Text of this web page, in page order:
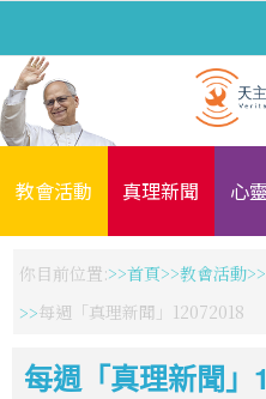
教會活動 真理新聞 心
你目前位置: 首頁 教會活動
每週「真理新聞」12072018
每週「真理新聞」